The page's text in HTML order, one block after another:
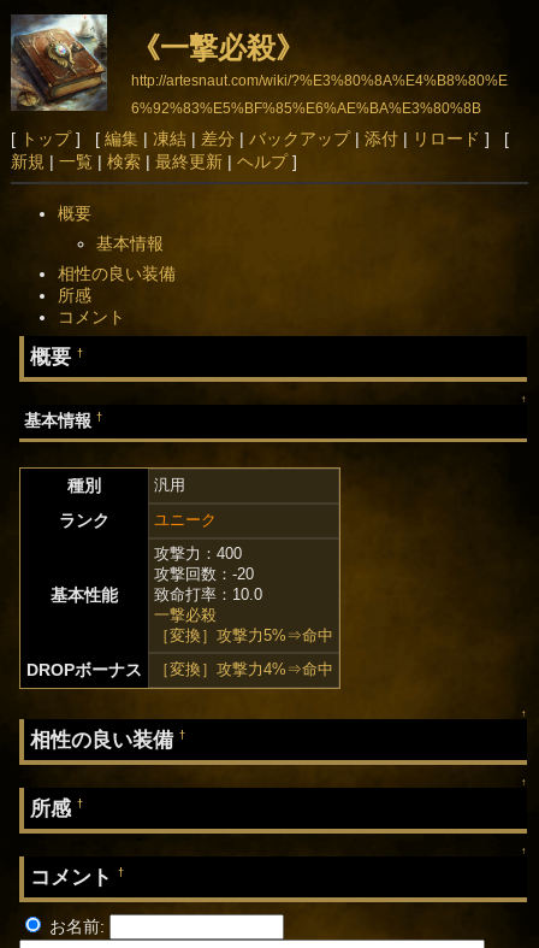
《一撃必殺》
http://artesnaut.com/wiki/?%E3%80%8A%E4%B8%80%E
6%92%83%E5%BF%85%E6%AE%BA%E3%80%8B
[ トップ] [ 編集| 凍結| 差分 | バックアップ| 添付| リロード ] [
新規 | 一覧 | 検索| 最終更新| ヘルプ]
概要
基本情報
相性の良い装備
所感
コメント
概要†
↑
基本情報†
種別 汎用
ランク ユニーク
基本性能
攻撃力：400
攻撃回数：-20
致命打率：10.0
一撃必殺
［変換］攻撃力5%⇒命中
DROPボーナス ［変換］攻撃力4%⇒命中
↑
相性の良い装備†
↑
所感†
↑
コメント†
お名前: